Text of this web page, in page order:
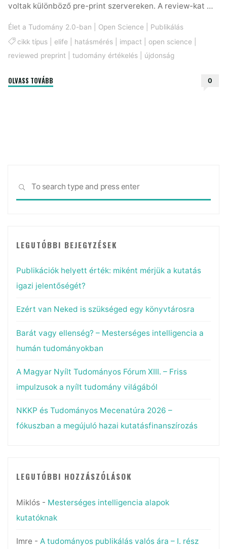
voltak különböző pre-print szervereken. A review-kat …
Élet a Tudomány 2.0-ban Open Science
Publikálás
cikk típus| elife hatásmérés| impact| open science
reviewed preprint |tudomány értékelés újdonság
OLVASS TOVÁBB 0
SEARCH
LEGUTÓBBI BEJEGYZÉSEK
Publikációk helyett érték: miként mérjük a kutatás
igazi jelentőségét?
Ezért van Neked is szükséged egy könyvtárosra
Barát vagy ellenség? – Mesterséges intelligencia a
humán tudományokban
A Magyar Nyílt Tudományos Fórum XIII. – Friss
impulzusok a nyílt tudomány világából
NKKP és Tudományos Mecenatúra 2026 –
fókuszban a megújuló hazai kutatásfinanszírozás
LEGUTÓBBI HOZZÁSZÓLÁSOK
Miklós- Mesterséges intelligencia alapok
kutatóknak
Imre - A tudományos publikálás valós ára – I. rész